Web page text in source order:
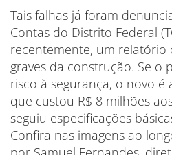
Tais falhas já foram
Contas do Distrito Federal
recentemente, um relatório
graves da construção. Se o
risco à segurança, o novo é
que custou R$ 8 milhões
seguiu especificações
Confira nas imagens ao